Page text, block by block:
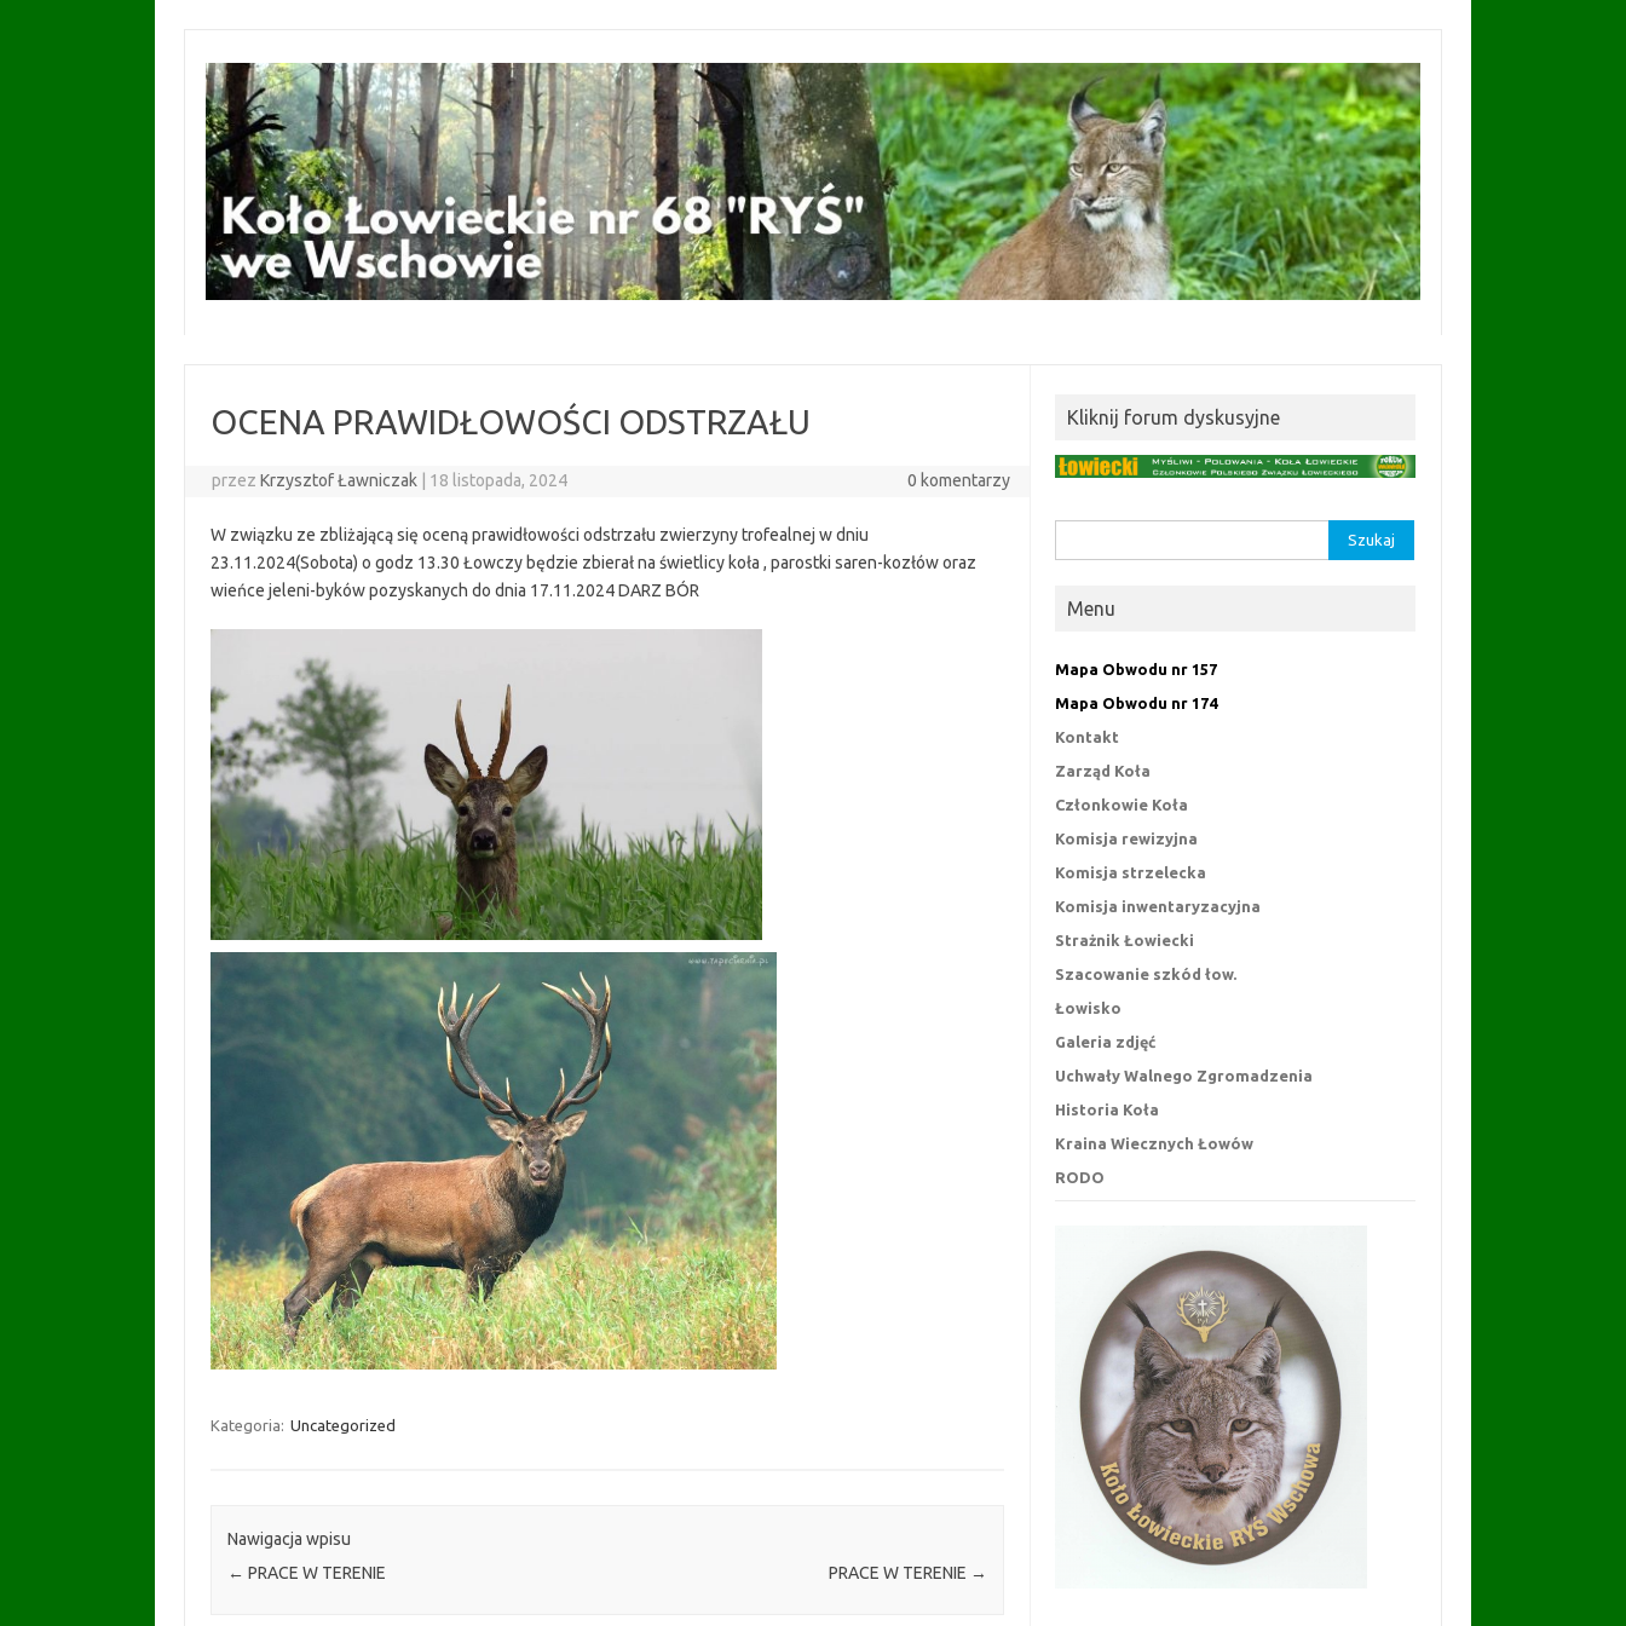
treści
OCENA PRAWIDŁOWOŚCI ODSTRZAŁU
przezKrzysztof Ławniczak 18 listopada, 2024 0 komentarzy
W związku ze zbliżającą się oceną prawidłowości odstrzału zwierzyny trofealnej w dniu
23.11.2024(Sobota) o godz 13.30 Łowczy będzie zbierał na świetlicy koła , parostki saren-kozłów oraz
wieńce jeleni-byków pozyskanych do dnia 17.11.2024 DARZ BÓR
Kategoria: Uncategorized
Nawigacja wpisu
← PRACE W TERENIE PRACE W TERENIE →
Kliknij forum dyskusyjne
Menu
Mapa Obwodu nr 157
Mapa Obwodu nr 174
Kontakt
Zarząd Koła
Członkowie Koła
Komisja rewizyjna
Komisja strzelecka
Komisja inwentaryzacyjna
Strażnik Łowiecki
Szacowanie szkód łow.
Łowisko
Galeria zdjęć
Uchwały Walnego Zgromadzenia
Historia Koła
Kraina Wiecznych Łowów
RODO